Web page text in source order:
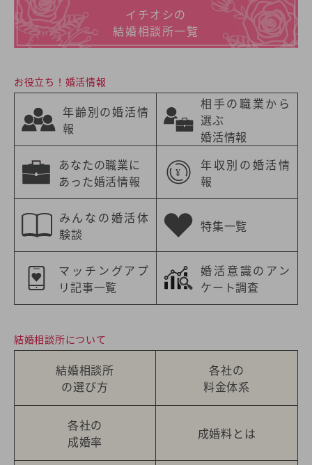
イチオシの
結婚相談所一覧
お役立ち！婚活情報
年齢別の婚活情
報
相手の職業から
選ぶ
婚活情報
あなたの職業に
あった婚活情報
年収別の婚活情
報
みんなの婚活体
験談
特集一覧
マッチングアプ
リ記事一覧
婚活意識のアン
ケート調査
結婚相談所について
結婚相談所
の選び方
各社の
料金体系
各社の
成婚率
成婚料とは